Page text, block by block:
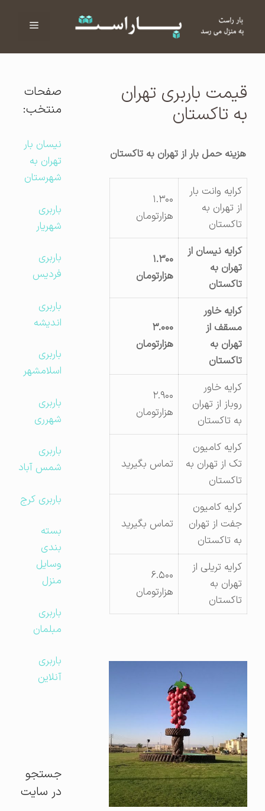
فهرست
قیمت باربری تهران
به تاکستان
هزینه حمل بار از تهران به تاکستان
کرایه وانت بار
از تهران به
تاکستان
۱.۳۰۰
هزارتومان
کرایه نیسان از
تهران به
تاکستان
۱.۳۰۰
هزارتومان
کرایه خاور
مسقف از
تهران به
تاکستان
۳.۰۰۰
هزارتومان
کرایه خاور
روباز از تهران
به تاکستان
۲.۹۰۰
هزارتومان
کرایه کامیون
تک از تهران به
تاکستان
تماس بگیرید
کرایه کامیون
جفت از تهران
به تاکستان
تماس بگیرید
کرایه تریلی از
تهران به
تاکستان
۶.۵۰۰
هزارتومان
صفحات
منتخب:
نیسان بار
تهران به
شهرستان
باربری
شهریار
باربری
فردیس
باربری
اندیشه
باربری
اسلامشهر
باربری
شهرری
باربری
شمس آباد
باربری کرج
بسته
بندی
وسایل
منزل
باربری
مبلمان
باربری
آنلاین
جستجو
در سایت